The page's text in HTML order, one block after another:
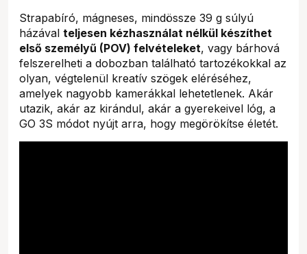
Strapabíró, mágneses, mindössze 39 g súlyú
házával teljesen kézhasználat nélkül készíthet
első személyű (POV) felvételeket, vagy bárhová
felszerelheti a dobozban található tartozékokkal az
olyan, végtelenül kreatív szögek eléréséhez,
amelyek nagyobb kamerákkal lehetetlenek. Akár
utazik, akár az kirándul, akár a gyerekeivel lóg, a
GO 3S módot nyújt arra, hogy megörökítse életét.